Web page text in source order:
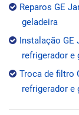
Reparos GE
geladeira
Instalação GE
refrigerador e
Troca de filtro
refrigerador e